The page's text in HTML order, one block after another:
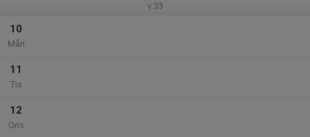
v.33
10
Mån
11
Tis
12
Ons